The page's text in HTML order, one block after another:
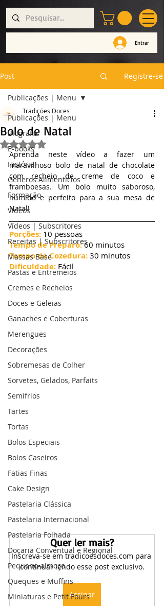
Entrar
Post Registre-se
Publicações | Menu
Biografia
E-books
História
Géneros Alimentícios
Formação
Vídeos
Vídeos | Subscritores
Receitas | Subscritores
Massas Base
Pastas e Entremeios
Cremes e Recheios
Doces e Geleias
Ganaches e Coberturas
Merengues
Decorações
Sobremesas de Colher
Sorvetes, Gelados, Parfaits
Semifrios
Tartes
Tortas
Bolos Especiais
Bolos Caseiros
Fatias Finas
Cake Design
Pastelaria Clássica
Pastelaria Internacional
Pastelaria Folhada
Doçaria Conventual e Regional
Pequeno-almoço
Queques e Muffins
Miniaturas e Petit Fours
Publicações | Menu
Bolo de Natal
Tradições Doces
Avaliado com NaN de 5 estrelas.
Aprenda neste vídeo a fazer um
maravilhoso bolo de natal de chocolate
com recheio de creme de coco e
framboesas. Um bolo muito saboroso,
húmido e perfeito para a sua mesa de
Natal!
Porções: 10 pessoas
Tempo de Preparo: 60 minutos
Tempo de Cozedura: 30 minutos
Dificuldade: Fácil
Quer ler mais?
Inscreva-se em tradicoesdoces.com para
continuar lendo esse post exclusivo.
Assinar